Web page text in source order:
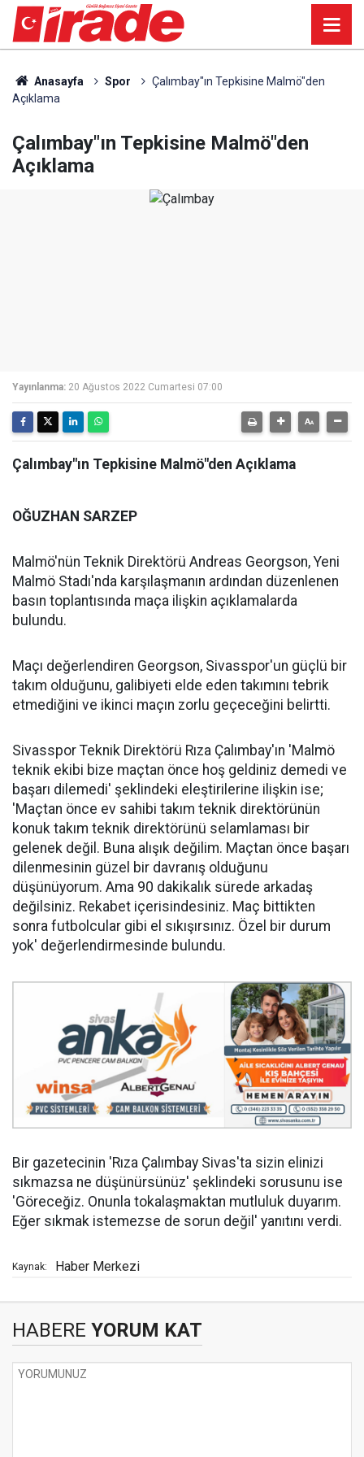
Anasayfa Spor
Çalımbay"ın Tepkisine Malmö"den
Açıklama
Çalımbay"ın Tepkisine Malmö"den
Açıklama
Yayınlanma: 20 Ağustos 2022 Cumartesi 07:00
Çalımbay"ın Tepkisine Malmö"den Açıklama
OĞUZHAN SARZEP
Malmö'nün Teknik Direktörü Andreas Georgson, Yeni
Malmö Stadı'nda karşılaşmanın ardından düzenlenen
basın toplantısında maça ilişkin açıklamalarda
bulundu.
Maçı değerlendiren Georgson, Sivasspor'un güçlü bir
takım olduğunu, galibiyeti elde eden takımını tebrik
etmediğini ve ikinci maçın zorlu geçeceğini belirtti.
Sivasspor Teknik Direktörü Rıza Çalımbay'ın 'Malmö
teknik ekibi bize maçtan önce hoş geldiniz demedi ve
başarı dilemedi' şeklindeki eleştirilerine ilişkin ise;
'Maçtan önce ev sahibi takım teknik direktörünün
konuk takım teknik direktörünü selamlaması bir
gelenek değil. Buna alışık değilim. Maçtan önce başarı
dilenmesinin güzel bir davranış olduğunu
düşünüyorum. Ama 90 dakikalık sürede arkadaş
değilsiniz. Rekabet içerisindesiniz. Maç bittikten
sonra futbolcular gibi el sıkışırsınız. Özel bir durum
yok' değerlendirmesinde bulundu.
Bir gazetecinin 'Rıza Çalımbay Sivas'ta sizin elinizi
sıkmazsa ne düşünürsünüz' şeklindeki sorusunu ise
'Göreceğiz. Onunla tokalaşmaktan mutluluk duyarım.
Eğer sıkmak istemezse de sorun değil' yanıtını verdi.
Kaynak: Haber Merkezi
HABERE YORUM KAT